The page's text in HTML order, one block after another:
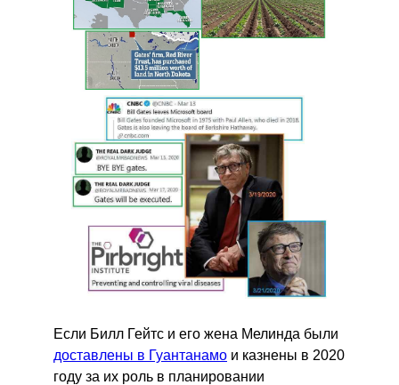
Если Билл Гейтс и его жена Мелинда были
доставлены в Гуантанамо и казнены в 2020
году за их роль в планировании